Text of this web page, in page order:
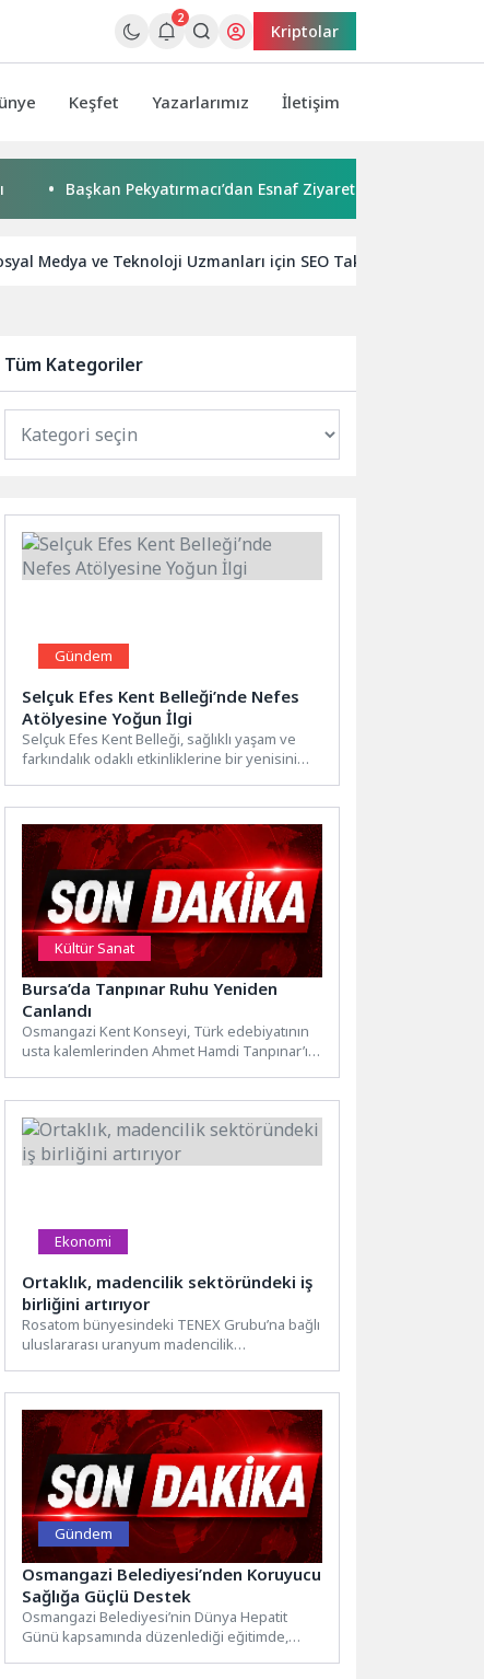
2
Kriptolar
Keşfet Yazarlarımız İletişim
Başkan Pekyatırmacı’dan Esnaf Ziyareti
Medya ve Teknoloji Uzmanları için SEO Taktikleri
Tüm Kategoriler
Gündem
Selçuk Efes Kent Belleği’nde Nefes
Atölyesine Yoğun İlgi
Selçuk Efes Kent Belleği, sağlıklı yaşam ve
farkındalık odaklı etkinliklerine bir yenisini
Kültür Sanat
Bursa’da Tanpınar Ruhu Yeniden
Canlandı
Osmangazi Kent Konseyi, Türk edebiyatının
usta kalemlerinden Ahmet Hamdi Tanpınar’ın
Ekonomi
Ortaklık, madencilik sektöründeki iş
birliğini artırıyor
Rosatom bünyesindeki TENEX Grubu’na bağlı
uluslararası uranyum madencilik
Gündem
Osmangazi Belediyesi’nden Koruyucu
Sağlığa Güçlü Destek
Osmangazi Belediyesi’nin Dünya Hepatit
Günü kapsamında düzenlediği eğitimde,